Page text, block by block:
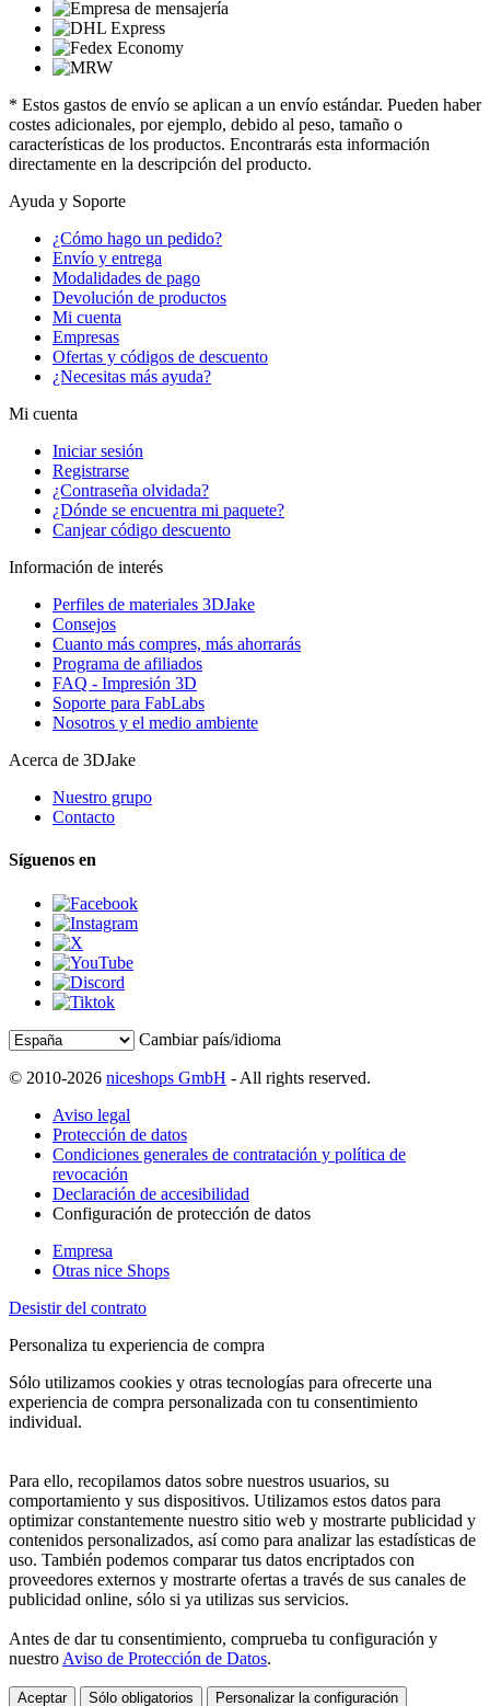
* Estos gastos de envío se aplican a un envío estándar. Pueden haber
costes adicionales, por ejemplo, debido al peso, tamaño o
características de los productos. Encontrarás esta información
directamente en la descripción del producto.
Ayuda y Soporte
¿Cómo hago un pedido?
Envío y entrega
Modalidades de pago
Devolución de productos
Mi cuenta
Empresas
Ofertas y códigos de descuento
¿Necesitas más ayuda?
Mi cuenta
Iniciar sesión
Registrarse
¿Contraseña olvidada?
¿Dónde se encuentra mi paquete?
Canjear código descuento
Información de interés
Perfiles de materiales 3DJake
Consejos
Cuanto más compres, más ahorrarás
Programa de afiliados
FAQ - Impresión 3D
Soporte para FabLabs
Nosotros y el medio ambiente
Acerca de 3DJake
Nuestro grupo
Contacto
Síguenos en
Cambiar país/idioma
© 2010-2026 niceshops GmbH - All rights reserved.
Aviso legal
Protección de datos
Condiciones generales de contratación y política de
revocación
Declaración de accesibilidad
Configuración de protección de datos
Empresa
Otras nice Shops
Desistir del contrato
Personaliza tu experiencia de compra
Sólo utilizamos cookies y otras tecnologías para ofrecerte una
experiencia de compra personalizada con tu consentimiento
individual.
Para ello, recopilamos datos sobre nuestros usuarios, su
comportamiento y sus dispositivos. Utilizamos estos datos para
optimizar constantemente nuestro sitio web y mostrarte publicidad y
contenidos personalizados, así como para analizar las estadísticas de
uso. También podemos comparar tus datos encriptados con
proveedores externos y mostrarte ofertas a través de sus canales de
publicidad online, sólo si ya utilizas sus servicios.
Antes de dar tu consentimiento, comprueba tu configuración y
nuestro Aviso de Protección de Datos.
Aceptar Sólo obligatorios Personalizar la configuración